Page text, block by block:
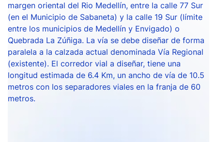
margen oriental del Rio Medellín, entre la calle 77 Sur
(en el Municipio de Sabaneta) y la calle 19 Sur (límite
entre los municipios de Medellín y Envigado) o
Quebrada La Zúñiga. La vía se debe diseñar de forma
paralela a la calzada actual denominada Vía Regional
(existente). El corredor vial a diseñar, tiene una
longitud estimada de 6.4 Km, un ancho de vía de 10.5
metros con los separadores viales en la franja de 60
metros.